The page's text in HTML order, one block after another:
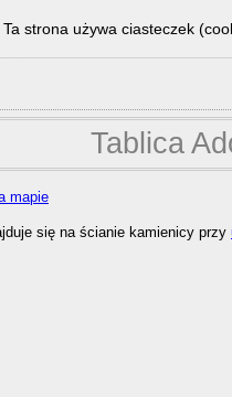
Tablica
mapie
się na ścianie kamienicy przy
Ta strona używa ciasteczek